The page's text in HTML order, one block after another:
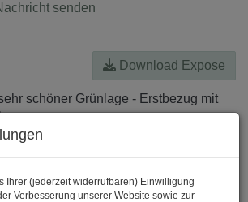
senden
Download Expose
Ihrer (jederzeit widerrufbaren) Einwilligung
Verbesserung unserer Website sowie zur